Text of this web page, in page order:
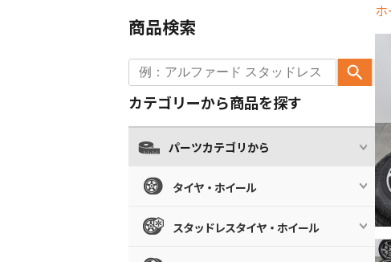
商品検索
カテゴリーから商品を探す
パーツカテゴリから
タイヤ・ホイール
スタッドレスタイヤ・ホイール